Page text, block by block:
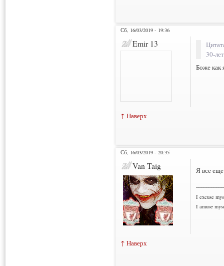
Сб, 16/03/2019 - 19:36
Emir 13
30-
Боже как
↑ Наверх
Сб, 16/03/2019 - 20:35
Van Taig Я все
I excuse
I amuse
↑ Наверх